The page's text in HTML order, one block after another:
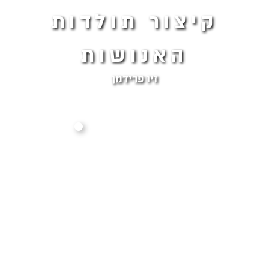
קיצור תולדות
האנושות
זיו פרידמן